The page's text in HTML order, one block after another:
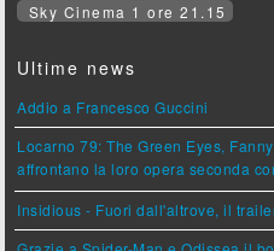
Sky Cinema 1 ore 21.15
Ultime news
Addio a Francesco Guccini
Locarno 79: The Green Eyes,
affrontano la loro opera seconda
Insidious - Fuori dall'altrove, il